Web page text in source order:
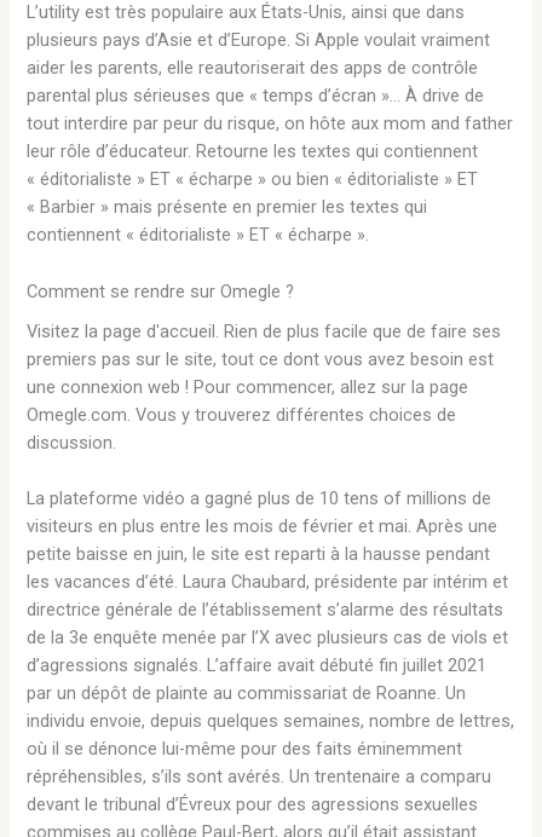
L’utility est très populaire aux États-Unis, ainsi que dans
plusieurs pays d’Asie et d’Europe. Si Apple voulait vraiment
aider les parents, elle reautoriserait des apps de contrôle
parental plus sérieuses que « temps d’écran »… À drive de
tout interdire par peur du risque, on hôte aux mom and father
leur rôle d’éducateur. Retourne les textes qui contiennent
« éditorialiste » ET « écharpe » ou bien « éditorialiste » ET
« Barbier » mais présente en premier les textes qui
contiennent « éditorialiste » ET « écharpe ».
Comment se rendre sur Omegle ?
Visitez la page d'accueil. Rien de plus facile que de faire ses
premiers pas sur le site, tout ce dont vous avez besoin est
une connexion web ! Pour commencer, allez sur la page
Omegle.com. Vous y trouverez différentes choices de
discussion.
La plateforme vidéo a gagné plus de 10 tens of millions de
visiteurs en plus entre les mois de février et mai. Après une
petite baisse en juin, le site est reparti à la hausse pendant
les vacances d’été. Laura Chaubard, présidente par intérim et
directrice générale de l’établissement s’alarme des résultats
de la 3e enquête menée par l’X avec plusieurs cas de viols et
d’agressions signalés. L’affaire avait débuté fin juillet 2021
par un dépôt de plainte au commissariat de Roanne. Un
individu envoie, depuis quelques semaines, nombre de lettres,
où il se dénonce lui-même pour des faits éminemment
répréhensibles, s’ils sont avérés. Un trentenaire a comparu
devant le tribunal d’Évreux pour des agressions sexuelles
commises au collège Paul-Bert, alors qu’il était assistant